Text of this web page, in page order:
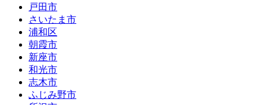
戸田市
さいたま市
浦和区
朝霞市
新座市
和光市
志木市
ふじみ野市